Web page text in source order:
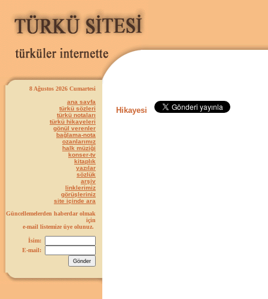
8 Ağustos 2026 Cumartesi
ana sayfa
türkü sözleri
türkü notaları
türkü hikayeleri
gönül verenler
bağlama-nota
ozanlarımız
halk müziği
konser-tv
kitaplık
yazılar
sözlük
arşiv
linklerimiz
görüşleriniz
site içinde ara
Güncellemelerden haberdar olmak
için
e-mail listemize üye olunuz.
İsim:
E-mail:
Hikayesi